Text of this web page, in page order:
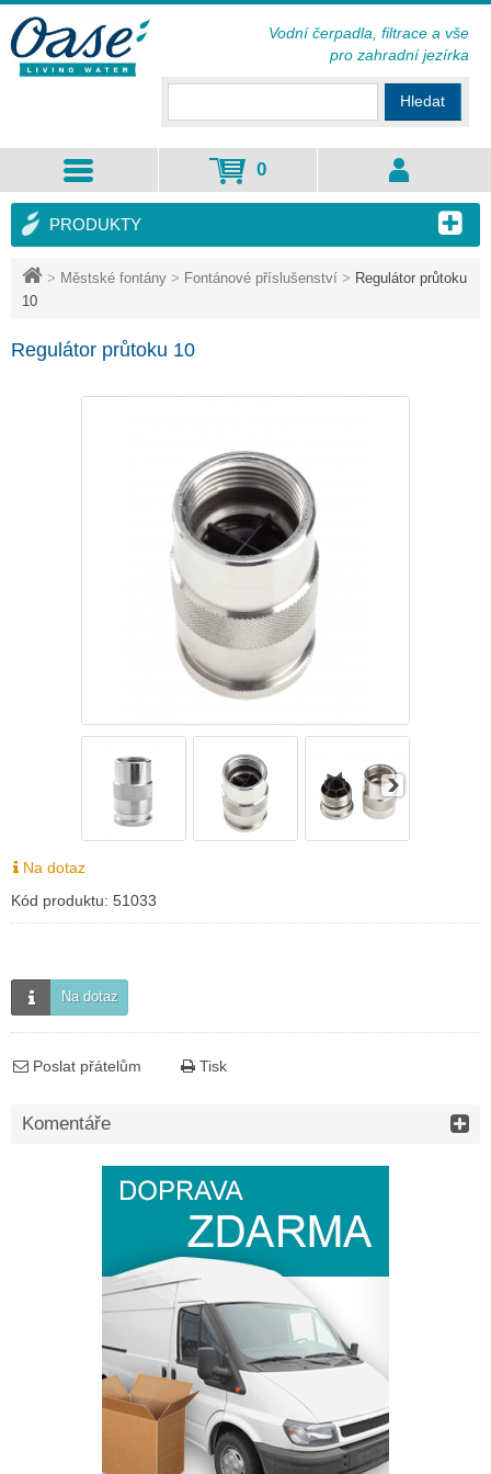
> Městské fontány > Fontánové příslušenství > Regulátor průtoku
10
Regulátor průtoku 10
Na dotaz
Kód produktu: 51033
Na dotaz
Poslat přátelům Tisk
Komentáře
PRODUKTY
Hledat
0
Vodní čerpadla, filtrace a vše
pro zahradní jezírka